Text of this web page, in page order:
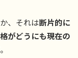
、それは断片的に
がどうにも現在の